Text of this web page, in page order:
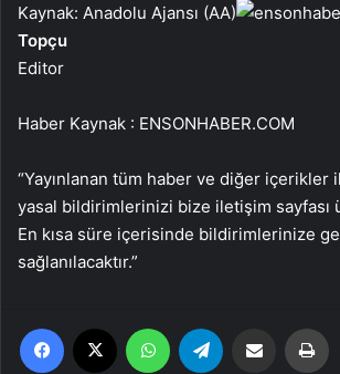
Kaynak: Anadolu Ajansı (AA)
Topçu
Editor
Haber Kaynak : ENSONHABER.COM
“Yayınlanan tüm haber ve diğer içerikler
yasal bildirimlerinizi bize iletişim sayfası
En kısa süre içerisinde bildirimlerinize
sağlanılacaktır.”
Facebook WhatsApp Email'den paylaş